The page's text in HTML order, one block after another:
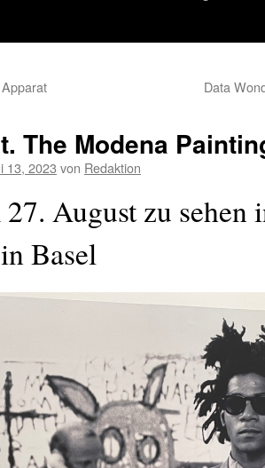
Data
The Modena
13, 2023 von Redaktion
August zu sehen
Basel